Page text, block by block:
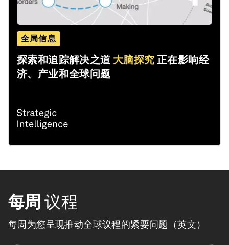
全局信息
探索和追踪解决之道 大脑探究 正在影响经
济、产业和全球问题
每周 议程
每周为您呈现推动全球议程的紧要问题（英文）